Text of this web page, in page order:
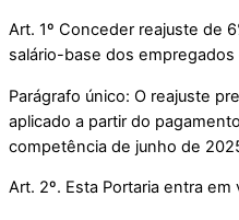
Art. 1º Conceder reajuste de
salário-base dos
Parágrafo único: O reajuste
aplicado a partir do
competência de junho de
Art. 2º. Esta Portaria entra